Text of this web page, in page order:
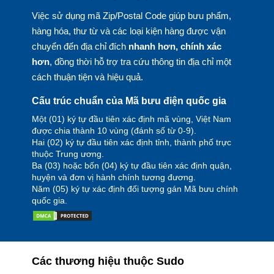
Việc sử dụng mã Zip/Postal Code giúp bưu phẩm,
hàng hóa, thư từ và các loại kiện hàng được vận
chuyển đến địa chỉ đích nhanh hơn, chính xác
hơn, đồng thời hỗ trợ tra cứu thông tin địa chỉ một
cách thuận tiện và hiệu quả.
Cấu trúc chuẩn của Mã bưu điện quốc gia
Một (01) ký tự đầu tiên xác định mã vùng, Việt Nam
được chia thành 10 vùng (đánh số từ 0-9).
Hai (02) ký tự đầu tiên xác định tỉnh, thành phố trực
thuộc Trung ương.
Ba (03) hoặc bốn (04) ký tự đầu tiên xác định quận,
huyện và đơn vị hành chính tương đương.
Năm (05) ký tự xác định đối tượng gán Mã bưu chính
quốc gia.
Các thương hiệu thuộc Sudo